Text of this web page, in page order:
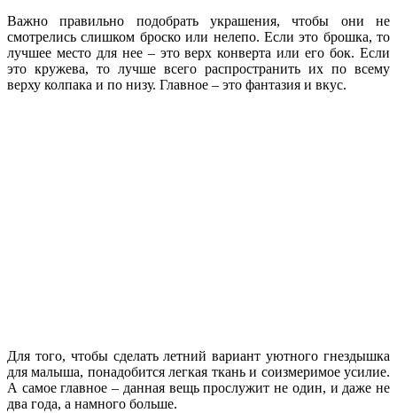
Важно правильно подобрать украшения, чтобы они не
смотрелись слишком броско или нелепо. Если это брошка, то
лучшее место для нее – это верх конверта или его бок. Если
это кружева, то лучше всего распространить их по всему
верху колпака и по низу. Главное – это фантазия и вкус.
Для того, чтобы сделать летний вариант уютного гнездышка
для малыша, понадобится легкая ткань и соизмеримое усилие.
А самое главное – данная вещь прослужит не один, и даже не
два года, а намного больше.